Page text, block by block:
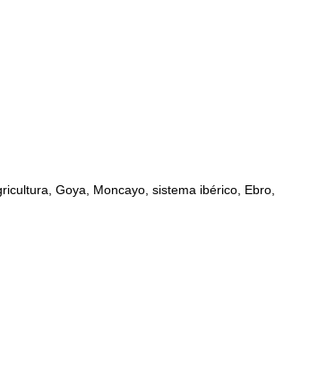
Goya, Moncayo, sistema ibérico, Ebro,